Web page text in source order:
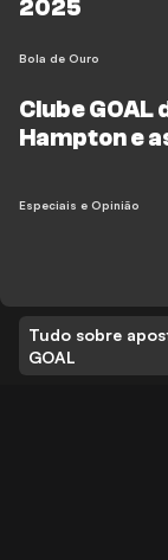
2025
Bola de Ouro
Clube GOAL
Hampton e
Especiais e Opinião
Tudo sobre
GOAL